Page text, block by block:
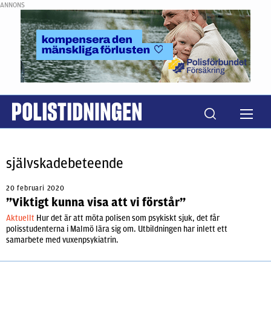
ANNONS
självskadebeteende
20 februari 2020
”Viktigt kunna visa att vi förstår”
Aktuellt Hur det är att möta polisen som psykiskt sjuk, det får
polisstudenterna i Malmö lära sig om. Utbildningen har inlett ett
samarbete med vuxenpsykiatrin.